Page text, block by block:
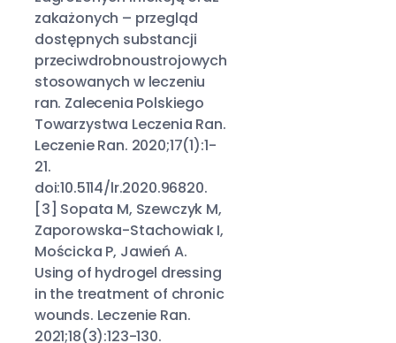
zakażonych – przegląd
dostępnych substancji
przeciwdrobnoustrojowych
stosowanych w leczeniu
ran. Zalecenia Polskiego
Towarzystwa Leczenia Ran.
Leczenie Ran. 2020;17(1):1-
21.
doi:10.5114/lr.2020.96820.
[3] Sopata M, Szewczyk M,
Zaporowska-Stachowiak I,
Mościcka P, Jawień A.
Using of hydrogel dressing
in the treatment of chronic
wounds. Leczenie Ran.
2021;18(3):123-130.